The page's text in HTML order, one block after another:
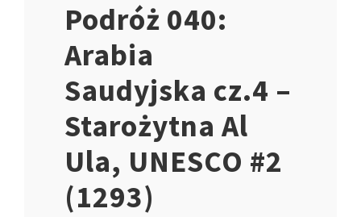
Podróż 040:
Arabia
Saudyjska cz.4 –
Starożytna Al
Ula, UNESCO #2
(1293)